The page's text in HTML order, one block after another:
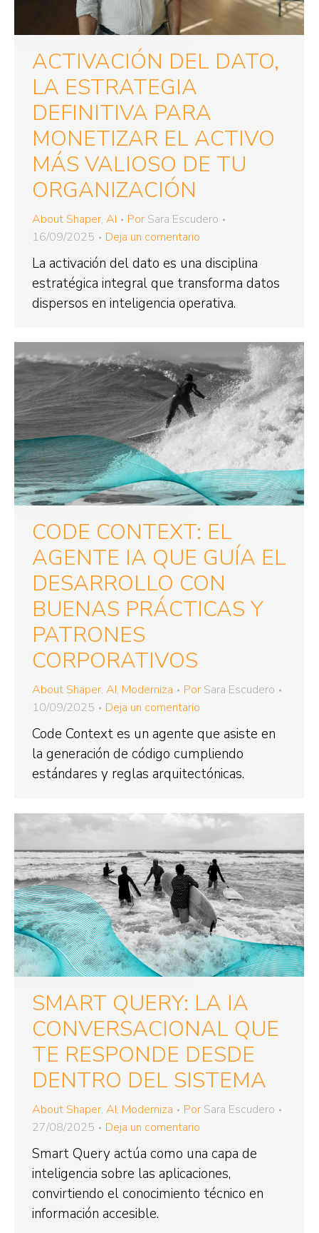
ACTIVACIÓN DEL DATO,
LA ESTRATEGIA
DEFINITIVA PARA
MONETIZAR EL ACTIVO
MÁS VALIOSO DE TU
ORGANIZACIÓN
About Shaper, AI Por Sara Escudero
16/09/2025
Deja un comentario
La activación del dato es una disciplina
estratégica integral que transforma datos
dispersos en inteligencia operativa.
CODE CONTEXT: EL
AGENTE IA QUE GUÍA EL
DESARROLLO CON
BUENAS PRÁCTICAS Y
PATRONES
CORPORATIVOS
About Shaper, AI, Moderniza Por Sara Escudero
10/09/2025
Deja un comentario
Code Context es un agente que asiste en
la generación de código cumpliendo
estándares y reglas arquitectónicas.
SMART QUERY: LA IA
CONVERSACIONAL QUE
TE RESPONDE DESDE
DENTRO DEL SISTEMA
About Shaper, AI, Moderniza Por Sara Escudero
27/08/2025
Deja un comentario
Smart Query actúa como una capa de
inteligencia sobre las aplicaciones,
convirtiendo el conocimiento técnico en
información accesible.